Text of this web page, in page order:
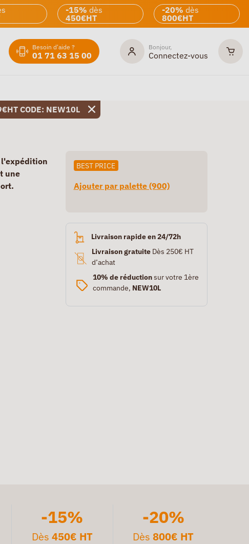
-15% dès
450€HT
-20% dès
800€HT
Besoin d'aide ?
01 71 63 15 00
Bonjour,
Connectez-vous
CODE: NEW10L
l'expédition
une
BEST PRICE
Ajouter par palette (900)
Livraison rapide en 24/72h
Livraison gratuiteDès 250€ HT
d’achat
10% de réductionsur votre 1ère
commande, NEW10L
-15%
Dès 450€ HT
-20%
Dès800€ HT